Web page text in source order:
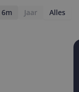
6m Jaar Alles